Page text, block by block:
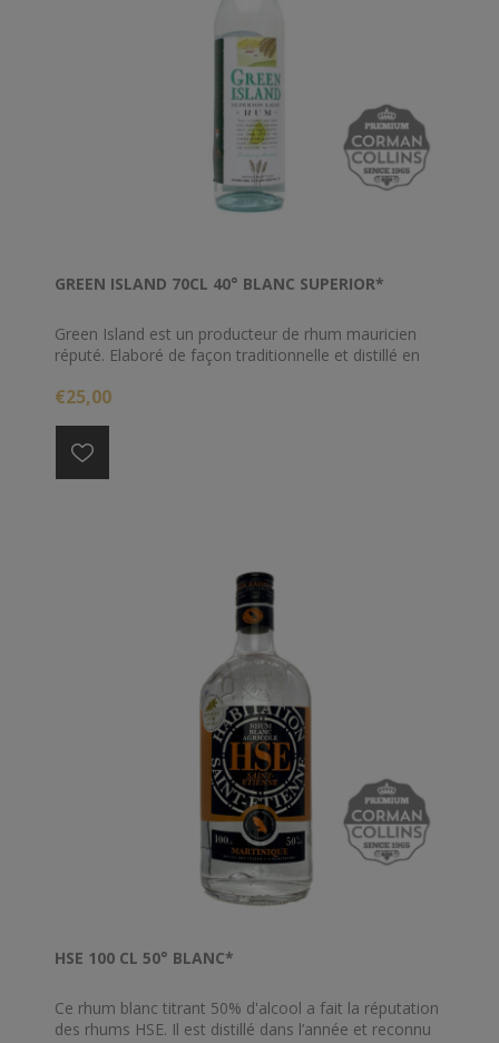
GREEN ISLAND 70CL 40° BLANC SUPERIOR*
Green Island est un producteur de rhum mauricien
réputé. Elaboré de façon traditionnelle et distillé en
de chêne. Ce rhum léger est ensuite filtré au charbon
€25,00
HSE 100 CL 50° BLANC*
Ce rhum blanc titrant 50% d'alcool a fait la réputation
des rhums HSE. Il est distillé dans l’année et reconnu